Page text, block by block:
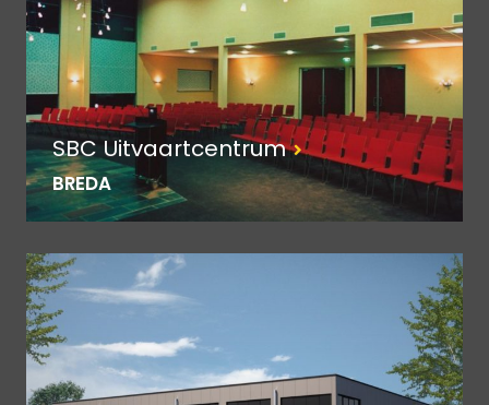
SBC Uitvaartcentrum
BREDA